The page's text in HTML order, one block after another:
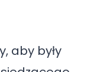
aby były